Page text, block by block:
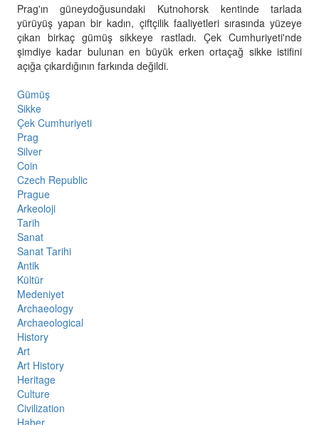
Prag'ın güneydoğusundaki Kutnohorsk kentinde tarlada
yürüyüş yapan bir kadın, çiftçilik faaliyetleri sırasında yüzeye
çıkan birkaç gümüş sikkeye rastladı. Çek Cumhuriyeti'nde
şimdiye kadar bulunan en büyük erken ortaçağ sikke istifini
açığa çıkardığının farkında değildi.
Gümüş
Sikke
Çek Cumhuriyeti
Prag
Silver
Coin
Czech Republic
Prague
Arkeoloji
Tarih
Sanat
Sanat Tarihi
Antik
Kültür
Medeniyet
Archaeology
Archaeological
History
Art
Art History
Heritage
Culture
Civilization
Haber